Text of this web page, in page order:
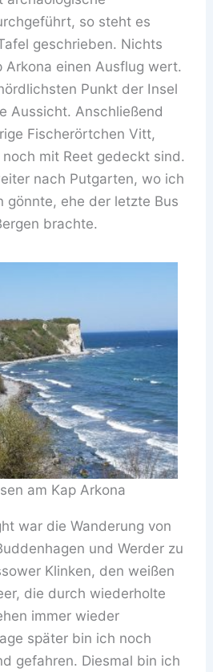
so steht es
geschrieben. Nichts
Arkona einen Ausflug wert.
Punkt der Insel
Aussicht. Anschließend
Fischerörtchen Vitt,
mit Reet gedeckt sind.
nach Putgarten, wo ich
gönnte, ehe der letzte Bus
brachte.
am Kap Arkona
war die Wanderung von
und Werder zu
Klinken, den weißen
die durch wiederholte
immer wieder
später bin ich noch
gefahren. Diesmal bin ich